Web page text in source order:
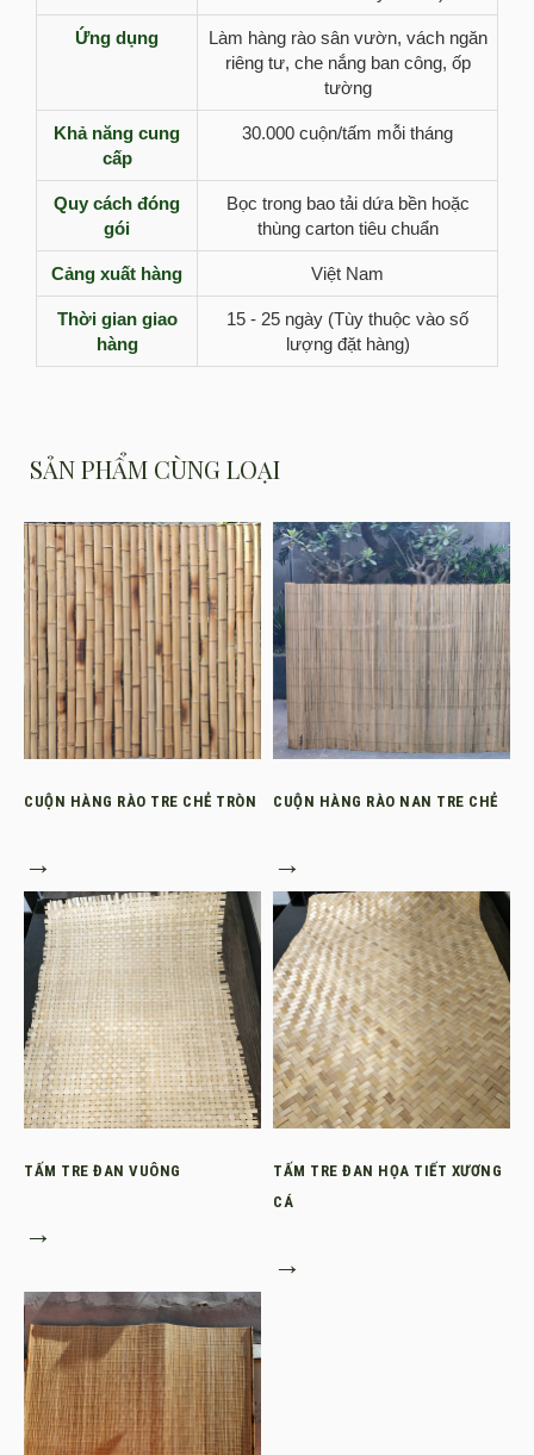
Ứng dụng
Làm hàng rào sân vườn, vách ngăn
riêng tư, che nắng ban công, ốp
tường
Khả năng cung
cấp
30.000 cuộn/tấm mỗi tháng
Quy cách đóng
gói
Bọc trong bao tải dứa bền hoặc
thùng carton tiêu chuẩn
Cảng xuất hàng Việt Nam
Thời gian giao
hàng
15 - 25 ngày (Tùy thuộc vào số
lượng đặt hàng)
SẢN PHẨM CÙNG LOẠI
CUỘN HÀNG RÀO TRE CHẺ TRÒN
→
CUỘN HÀNG RÀO NAN TRE CHẺ
→
TẤM TRE ĐAN VUÔNG
→
TẤM TRE ĐAN HỌA TIẾT XƯƠNG
CÁ
→